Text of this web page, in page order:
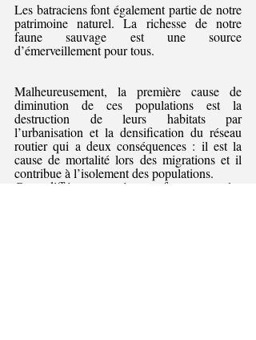
Les batraciens font également partie de notre
patrimoine naturel. La richesse de notre
faune sauvage est une source
d’émerveillement pour tous.
Malheureusement, la première cause de
diminution de ces populations est la
destruction de leurs habitats par
l’urbanisation et la densification du réseau
routier qui a deux conséquences : il est la
cause de mortalité lors des migrations et il
contribue à l’isolement des populations.
Ces différentes raisons font que les